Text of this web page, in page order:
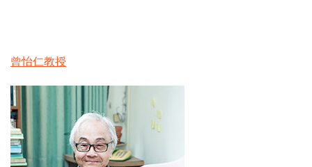
曾怡仁教授